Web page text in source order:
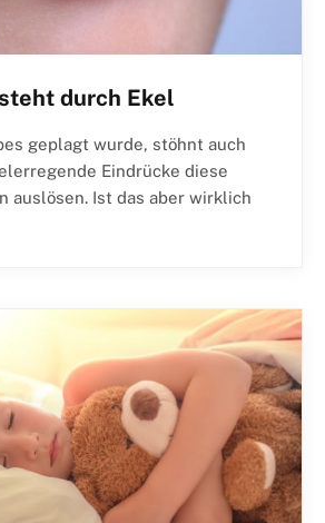
durch Ekel
geplagt wurde, stöhnt auch
Eindrücke diese
auslösen. Ist das aber wirklich